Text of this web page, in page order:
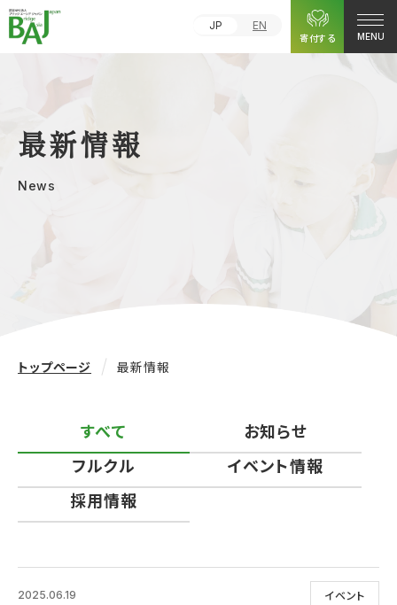
JP
EN
寄付する
MENU
最新情報
News
トップページ 最新情報
すべて
お知らせ
フルクル
イベント情報
採用情報
イベント
2025.06.19